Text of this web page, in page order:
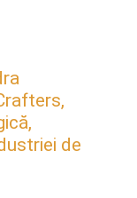
de